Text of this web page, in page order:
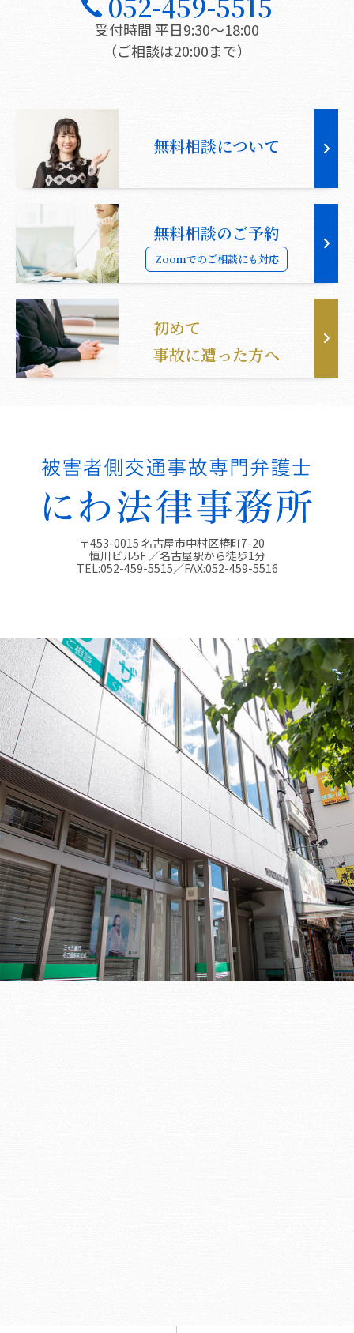
受付時間 平日9:30〜18:00
（ご相談は20:00まで）
無料相談について
無料相談のご予約
Zoomでのご相談にも対応
初めて
事故に遭った方へ
〒453-0015 名古屋市中村区椿町7-20
恒川ビル5F ／名古屋駅から徒歩1分
TEL:052-459-5515／FAX:052-459-5516